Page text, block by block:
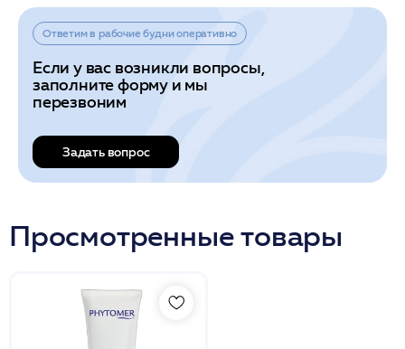
Ответим в рабочие будни оперативно
Если у вас возникли вопросы,
заполните форму и мы
перезвоним
Задать вопрос
Просмотренные товары